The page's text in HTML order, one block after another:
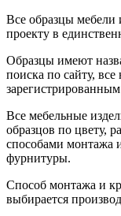
Все образцы мебели
проекту в
Образцы имеют
поиска по сайту, все
Все мебельные
образцов по цвету,
способами монтажа
фурнитуры.
Способ монтажа и
выбирается